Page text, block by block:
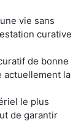
vie sans
curative
de bonne
actuellement la
le plus
de garantir